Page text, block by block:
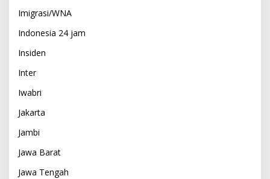
Imigrasi/WNA
Indonesia 24 jam
Insiden
Inter
Iwabri
Jakarta
Jambi
Jawa Barat
Jawa Tengah